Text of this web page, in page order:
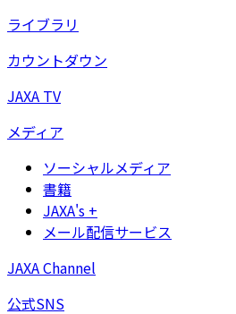
ライブラリ
カウントダウン
JAXA TV
メディア
ソーシャルメディア
書籍
JAXA's +
メール配信サービス
JAXA Channel
公式SNS